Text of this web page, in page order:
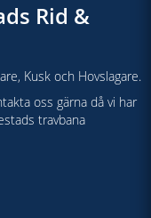
Rid &
Kusk och Hovslagare.
oss gärna då vi har
travbana